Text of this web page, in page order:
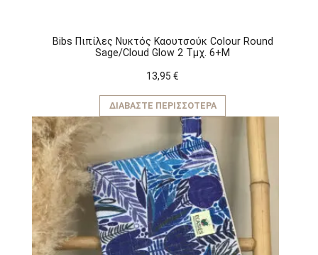
Bibs Πιπίλες Νυκτός Καουτσούκ Colour Round
Sage/Cloud Glow 2 Τμχ. 6+M
13,95 €
ΔΙΑΒΆΣΤΕ ΠΕΡΙΣΣΌΤΕΡΑ